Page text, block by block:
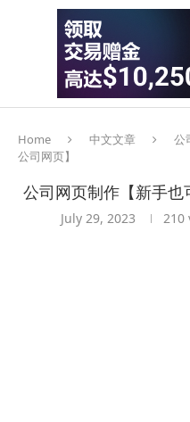
Home 中文文章
公
公司网页】
公司网页制作【新手也
July 29, 2023 210